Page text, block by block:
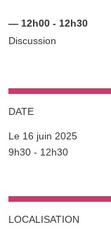
— 12h00 - 12h30
Discussion
DATE
Le 16 juin 2025
Complément date
9h30 - 12h30
LOCALISATION